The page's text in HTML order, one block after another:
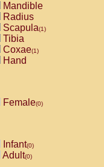
Mandible
Radius
Scapula(1)
Tibia
Coxae(1)
Hand
Female(0)
Infant(0)
Adult(0)